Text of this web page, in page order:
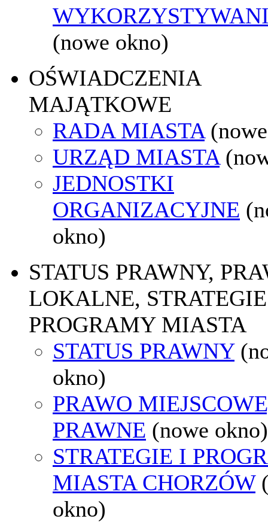
(nowe okno)
OŚWIADCZENIA
MAJĄTKOWE
RADA MIASTA
URZĄD MIASTA
JEDNOSTKI
ORGANIZACYJNE
okno)
STATUS PRAWNY,
LOKALNE,
PROGRAMY MIASTA
STATUS PRAWNY
okno)
PRAWO
PRAWNE (nowe okno)
STRATEGIE I
MIASTA CHORZÓW
okno)